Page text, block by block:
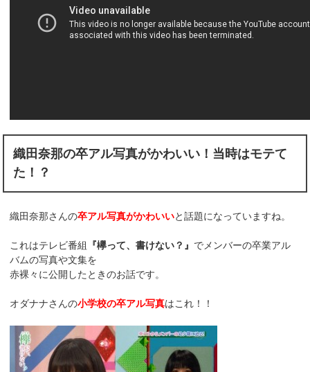
織田奈那の卒アル写真がかわいい！当時はモテて
た！？
織田奈那さんの卒アル写真がかわいいと話題になっていますね。
これはテレビ番組 『欅って、書けない？』 でメンバーの卒業アル
バムの写真や文集を
赤裸々に公開したときのお話です。
オダナナさんの小学校の卒アル写真はこれ！！